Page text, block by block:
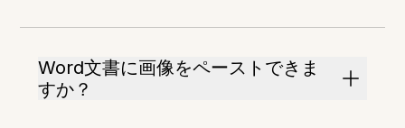
Word文書に画像をペーストできま
すか？